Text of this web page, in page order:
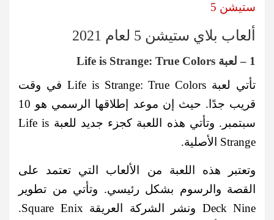
ستيشن 5
ألعاب بلاي ستيشن 5 لعام 2021
1 – لعبة Life is Strange: True Colors
تأتي لعبة Life is Strange: True Colors في وقت
قريب جدًا. حيث إن موعد إطلاقها الرسمي هو 10
سبتمبر. وتأتي هذه اللعبة كجزء جديد للعبة Life is
Strange الأصلية.
وتعتبر هذه اللعبة من الألعاب التي تعتمد على
القصة والرسوم بشكل رئيسي. وتأتي من تطوير
Deck Nine ونشر الشركة العريقة Square Enix.